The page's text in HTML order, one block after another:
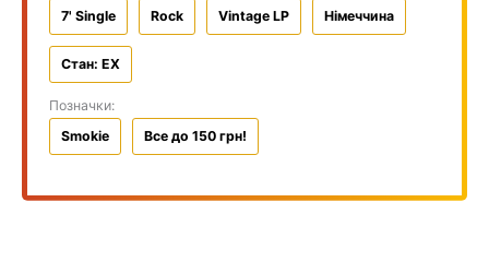
7' Single
Rock Vintage LP Німеччина
Стан: EX
Позначки:
Smokie
Все до 150 грн!